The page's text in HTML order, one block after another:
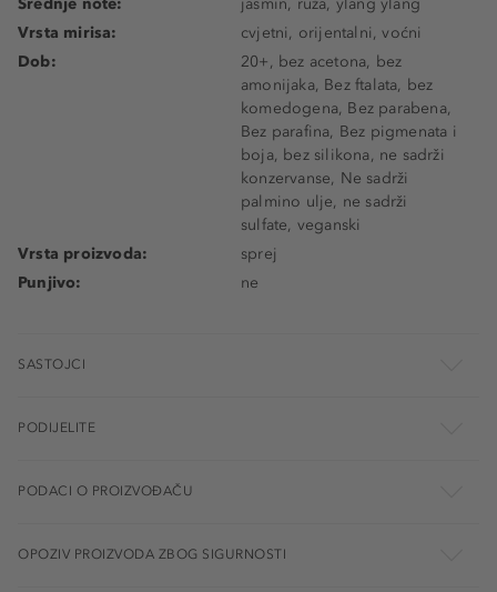
Srednje note:
jasmin, ruža, ylang ylang
Vrsta mirisa:
cvjetni, orijentalni, voćni
Dob:
20+, bez acetona, bez
amonijaka, Bez ftalata, bez
komedogena, Bez parabena,
Bez parafina, Bez pigmenata i
boja, bez silikona, ne sadrži
konzervanse, Ne sadrži
palmino ulje, ne sadrži
sulfate, veganski
Vrsta proizvoda:
sprej
Punjivo:
ne
SASTOJCI
PODIJELITE
PODACI O PROIZVOĐAČU
OPOZIV PROIZVODA ZBOG SIGURNOSTI